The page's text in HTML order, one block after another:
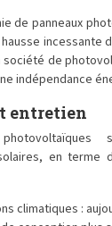
de panneaux
incessante
de
indépendance
entretien
en terme
climatiques :